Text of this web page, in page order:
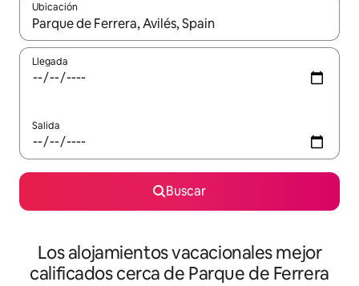
Ubicación
Cuando los resultados estén disponibles, podrás navegar
Llegada
Salida
Buscar
Los alojamientos vacacionales mejor
calificados cerca de Parque de Ferrera